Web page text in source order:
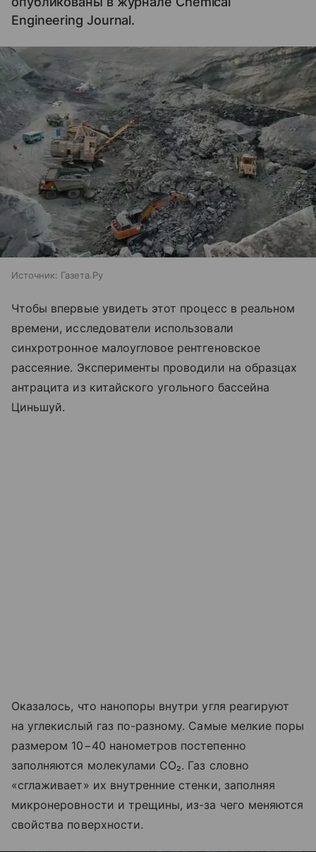
Engineering Journal.
Источник: Газета.Ру
Чтобы впервые увидеть этот процесс в реальном
времени, исследователи использовали
синхротронное малоугловое рентгеновское
рассеяние. Эксперименты проводили на образцах
антрацита из китайского угольного бассейна
Циньшуй.
Оказалось, что нанопоры внутри угля реагируют
на углекислый газ по-разному. Самые мелкие поры
размером 10−40 нанометров постепенно
заполняются молекулами CO₂. Газ словно
«сглаживает» их внутренние стенки, заполняя
микронеровности и трещины, из-за чего меняются
свойства поверхности.